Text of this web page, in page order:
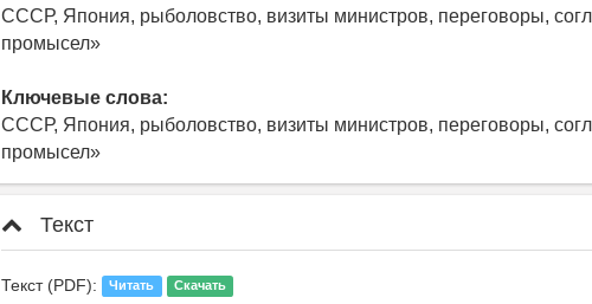
СССР, Япония, рыболовство, визиты министров, переговоры,
промысел»
Ключевые слова:
СССР, Япония, рыболовство, визиты министров, переговоры,
промысел»
Текст
Текст (PDF): Читать Скачать